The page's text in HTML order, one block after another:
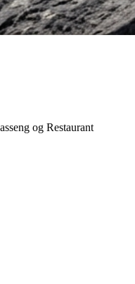
og Restaurant